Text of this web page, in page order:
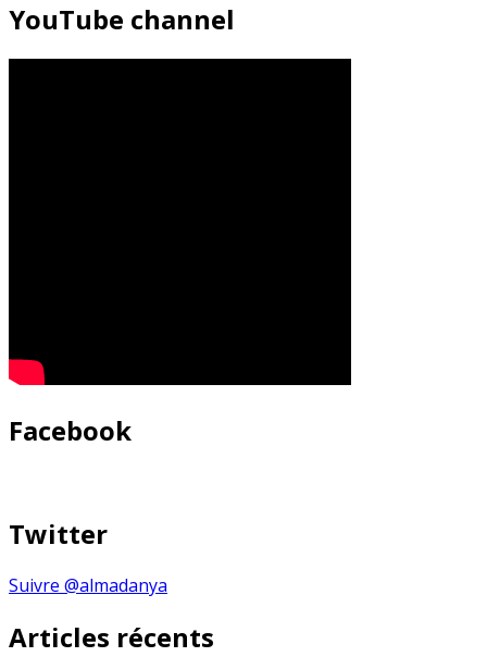
YouTube channel
Facebook
Twitter
Suivre @almadanya
Articles récents